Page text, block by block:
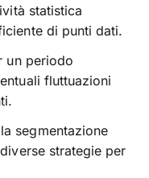
statistica
di punti dati.
un periodo
fluttuazioni
segmentazione
strategie per